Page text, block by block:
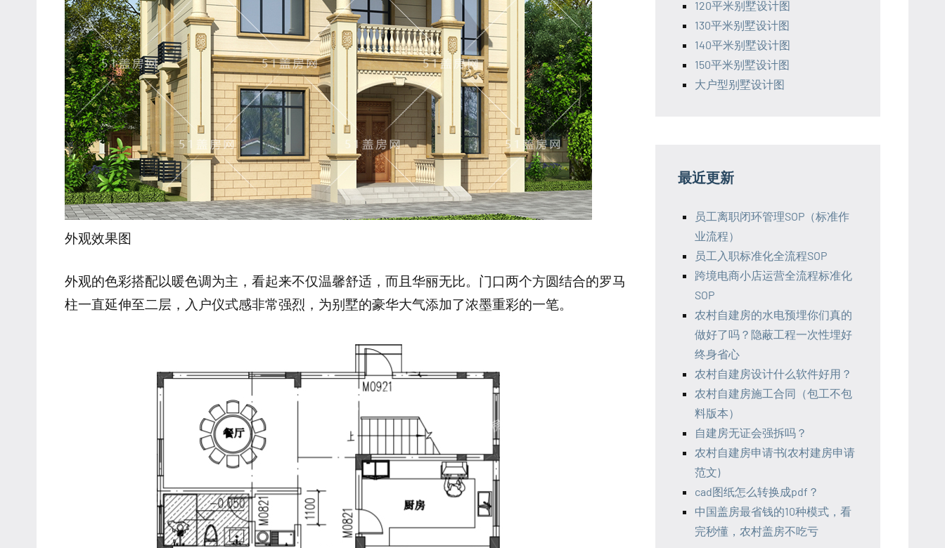
外观效果图
外观的色彩搭配以暖色调为主，看起来不仅温馨舒适，而且华丽无比。门口两个方圆结合的罗马
柱一直延伸至二层，入户仪式感非常强烈，为别墅的豪华大气添加了浓墨重彩的一笔。
120平米别墅设计图
130平米别墅设计图
140平米别墅设计图
150平米别墅设计图
大户型别墅设计图
最近更新
员工离职闭环管理SOP（标准作
业流程）
员工入职标准化全流程SOP
跨境电商小店运营全流程标准化
SOP
农村自建房的水电预埋你们真的
做好了吗？隐蔽工程一次性埋好
终身省心
农村自建房设计什么软件好用？
农村自建房施工合同（包工不包
料版本）
自建房无证会强拆吗？
农村自建房申请书(农村建房申请
范文)
cad图纸怎么转换成pdf？
中国盖房最省钱的10种模式，看
完秒懂，农村盖房不吃亏